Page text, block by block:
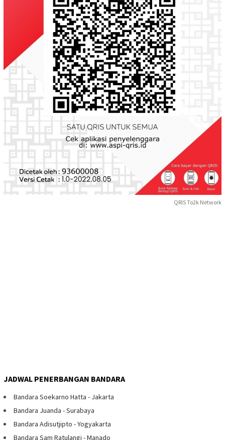
QRIS To2k Network
JADWAL PENERBANGAN BANDARA
Bandara Soekarno Hatta - Jakarta
Bandara Juanda - Surabaya
Bandara Adisutjipto - Yogyakarta
Bandara Sam Ratulangi - Manado